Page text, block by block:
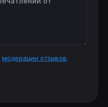
модерации отзывов